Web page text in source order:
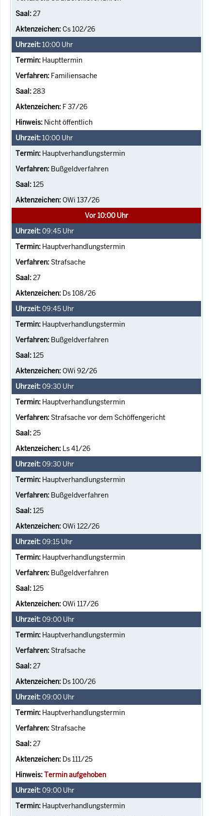
27
Cs 102/26
10:00 Uhr
Haupttermin
Familiensache
283
F 37/26
Nicht öffentlich
10:00 Uhr
Hauptverhandlungstermin
Bußgeldverfahren
125
OWi 137/26
Vor 10:00 Uhr
09:45 Uhr
Hauptverhandlungstermin
Strafsache
27
Ds 108/26
09:45 Uhr
Hauptverhandlungstermin
Bußgeldverfahren
125
OWi 92/26
09:30 Uhr
Hauptverhandlungstermin
Strafsache vor dem Schöffengericht
25
Ls 41/26
09:30 Uhr
Hauptverhandlungstermin
Bußgeldverfahren
125
OWi 122/26
09:15 Uhr
Hauptverhandlungstermin
Bußgeldverfahren
125
OWi 117/26
09:00 Uhr
Hauptverhandlungstermin
Strafsache
27
Ds 100/26
09:00 Uhr
Hauptverhandlungstermin
Strafsache
27
Ds 111/25
Termin aufgehoben
09:00 Uhr
Hauptverhandlungstermin